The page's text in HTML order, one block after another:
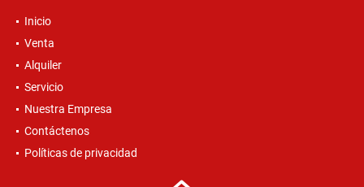
Inicio
Venta
Alquiler
Servicio
Nuestra Empresa
Contáctenos
Políticas de privacidad